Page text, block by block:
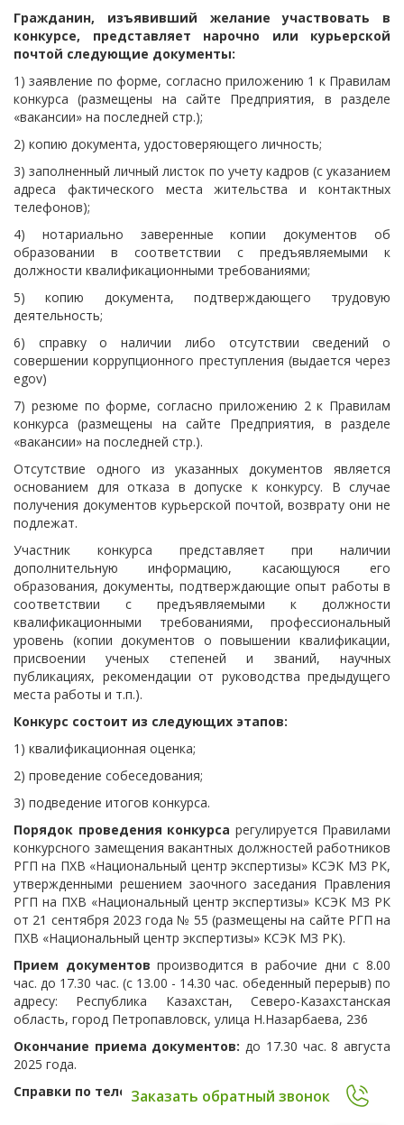
Заказать обратный звонок
Гражданин, изъявивший желание участвовать в
конкурсе, представляет нарочно или курьерской
почтой следующие документы:
1) заявление по форме, согласно приложению 1 к Правилам
конкурса (размещены на сайте Предприятия, в разделе
«вакансии» на последней стр.);
2) копию документа, удостоверяющего личность;
3) заполненный личный листок по учету кадров (с указанием
адреса фактического места жительства и контактных
телефонов);
4) нотариально заверенные копии документов об
образовании в соответствии с предъявляемыми к
должности квалификационными требованиями;
5) копию документа, подтверждающего трудовую
деятельность;
6) справку о наличии либо отсутствии сведений о
совершении коррупционного преступления (выдается через
egov)
7) резюме по форме, согласно приложению 2 к Правилам
конкурса (размещены на сайте Предприятия, в разделе
«вакансии» на последней стр.).
Отсутствие одного из указанных документов является
основанием для отказа в допуске к конкурсу. В случае
получения документов курьерской почтой, возврату они не
подлежат.
Участник конкурса представляет при наличии
дополнительную информацию, касающуюся его
образования, документы, подтверждающие опыт работы в
соответствии с предъявляемыми к должности
квалификационными требованиями, профессиональный
уровень (копии документов о повышении квалификации,
присвоении ученых степеней и званий, научных
публикациях, рекомендации от руководства предыдущего
места работы и т.п.).
Конкурс состоит из следующих этапов:
1) квалификационная оценка;
2) проведение собеседования;
3) подведение итогов конкурса.
Порядок проведения конкурса регулируется Правилами
конкурсного замещения вакантных должностей работников
РГП на ПХВ «Национальный центр экспертизы» КСЭК МЗ РК,
утвержденными решением заочного заседания Правления
РГП на ПХВ «Национальный центр экспертизы» КСЭК МЗ РК
от 21 сентября 2023 года № 55 (размещены на сайте РГП на
ПХВ «Национальный центр экспертизы» КСЭК МЗ РК).
Прием документов производится в рабочие дни с 8.00
час. до 17.30 час. (с 13.00 - 14.30 час. обеденный перерыв) по
адресу: Республика Казахстан, Северо-Казахстанская
область, город Петропавловск, улица Н.Назарбаева, 236
Окончание приема документов: до 17.30 час. 8 августа
2025 года.
Справки по телефону:8 7152 39-95-23